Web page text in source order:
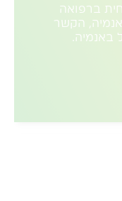
ברפואה
אנמיה, הקשר
באנמיה.